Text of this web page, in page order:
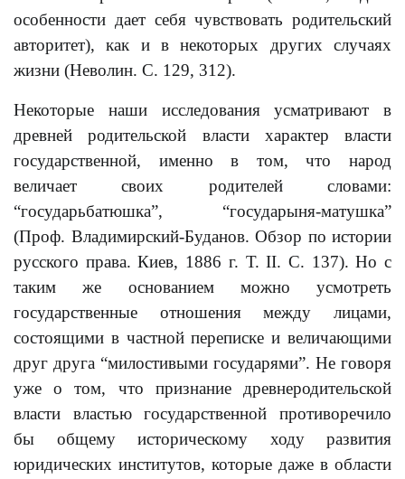
особенности дает себя чувствовать родительский
авторитет), как и в некоторых других случаях
жизни (Неволин. С. 129, 312).
Некоторые наши исследования усматривают в
древней родительской власти характер власти
государственной, именно в том, что народ
величает своих родителей словами:
“государьбатюшка”, “государыня-матушка”
(Проф. Владимирский-Буданов. Обзор по истории
русского права. Киев, 1886 г. Т. II. С. 137). Но с
таким же основанием можно усмотреть
государственные отношения между лицами,
состоящими в частной переписке и величающими
друг друга “милостивыми государями”. Не говоря
уже о том, что признание древнеродительской
власти властью государственной противоречило
бы общему историческому ходу развития
юридических институтов, которые даже в области